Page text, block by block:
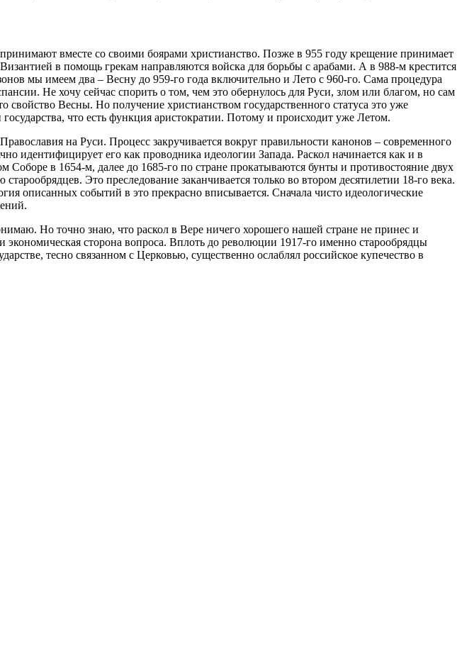
вместе со своими боярами христианство. Позже в 955 году крещение принимает
в помощь грекам направляются войска для борьбы с арабами. А в 988-м крестится
мы имеем два – Весну до 959-го года включительно и Лето с 960-го. Сама процедура
Не хочу сейчас спорить о том, чем это обернулось для Руси, злом или благом, но сам
Весны. Но получение христианством государственного статуса это уже
что есть функция аристократии. Потому и происходит уже Летом.
на Руси. Процесс закручивается вокруг правильности канонов – современного
идентифицирует его как проводника идеологии Запада. Раскол начинается как и в
в 1654-м, далее до 1685-го по стране прокатываются бунты и противостояние двух
Это преследование заканчивается только во втором десятилетии 18-го века.
описанных событий в это прекрасно вписывается. Сначала чисто идеологические
Но точно знаю, что раскол в Вере ничего хорошего нашей стране не принес и
экономическая сторона вопроса. Вплоть до революции 1917-го именно старообрядцы
тесно связанном с Церковью, существенно ослаблял российское купечество в